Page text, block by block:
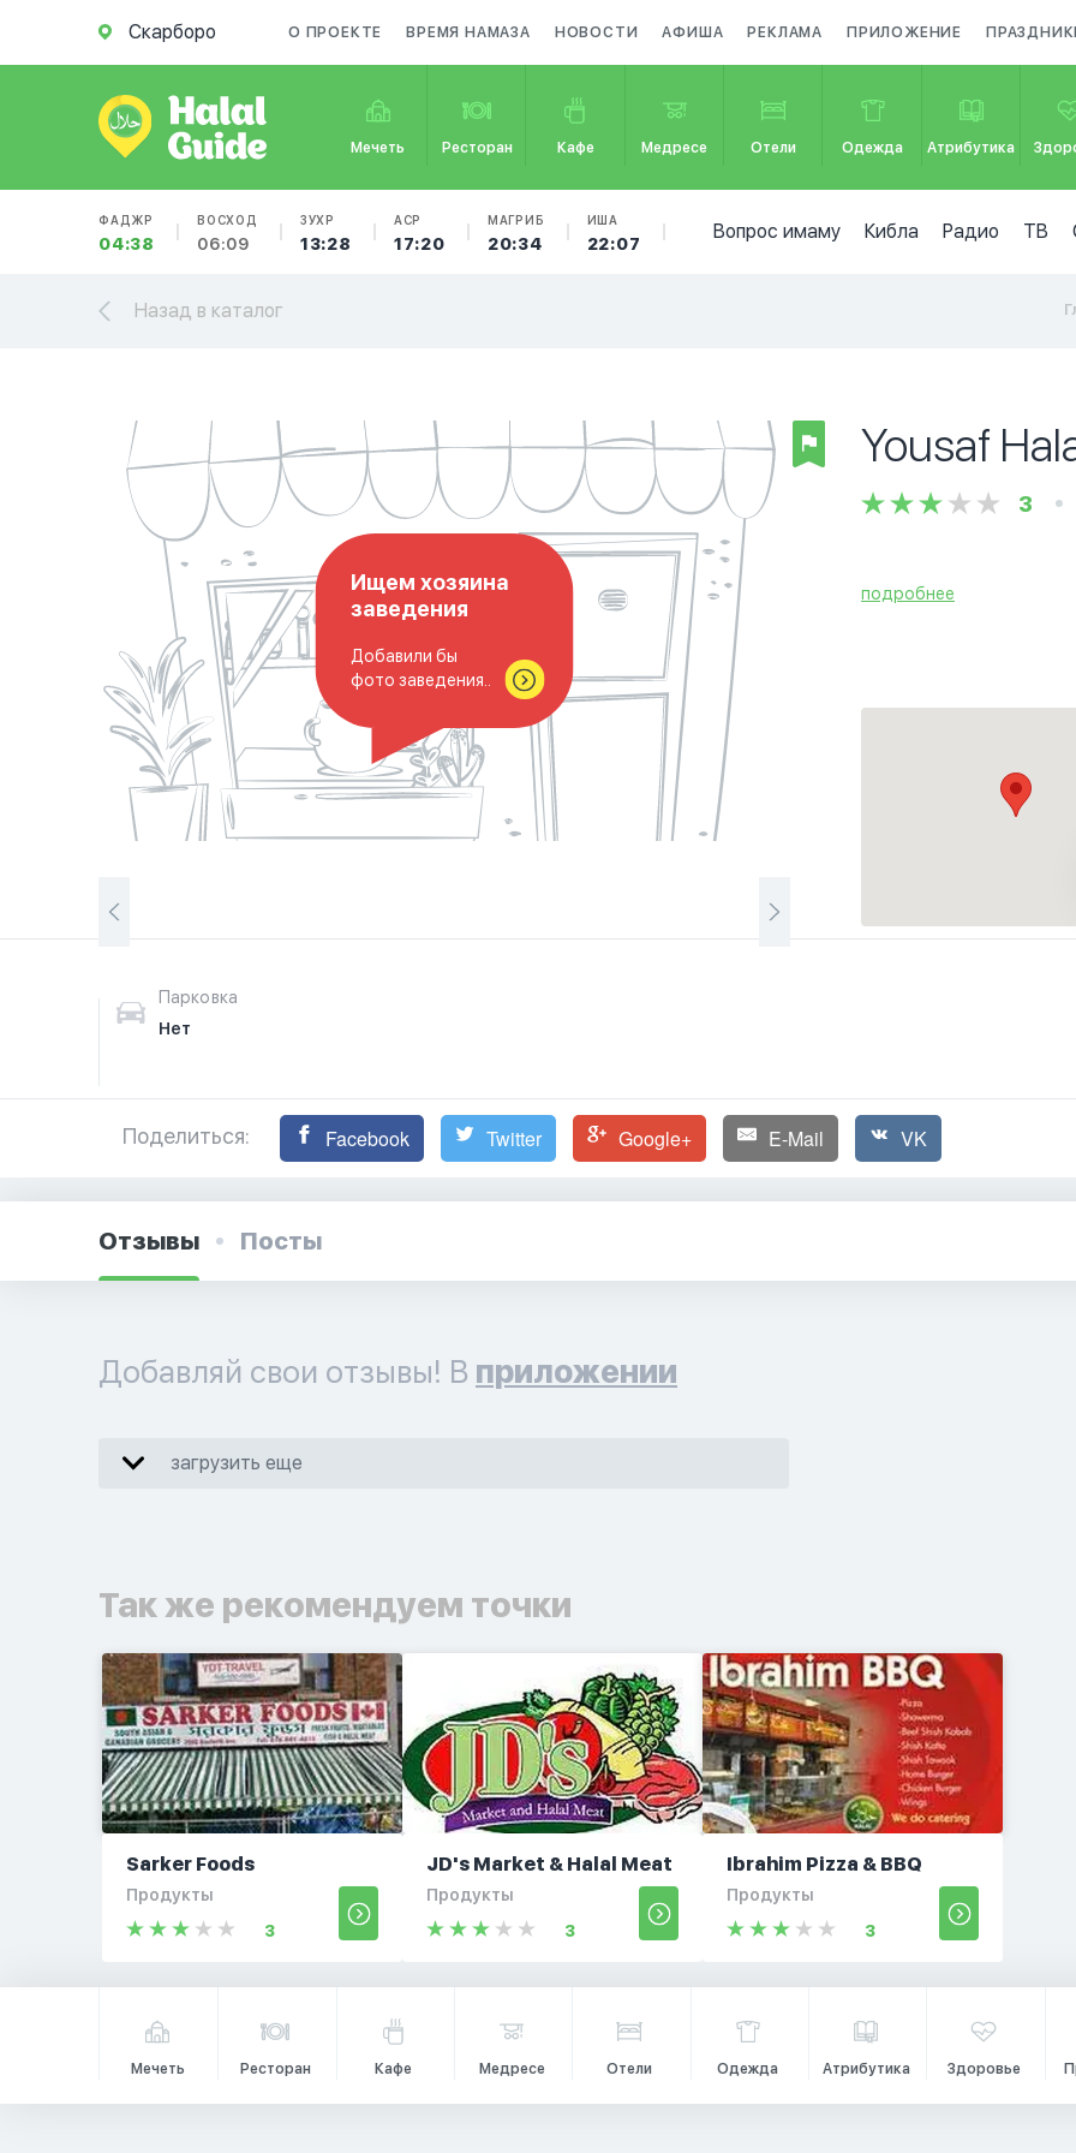
Скарборо О ПРОЕКТЕ ВРЕМЯ НАМАЗА НОВОСТИ АФИША РЕКЛАМА ПРИЛОЖЕНИЕ
Мечеть Ресторан Кафе Медресе Отели Одежда Атрибутика
ФАДЖР
04:38
ВОСХОД
06:09
ЗУХР
13:28
АСР
17:20
МАГРИБ
20:34
ИША
22:07
Вопрос имаму Кибла Радио ТВ
Назад в каталог
Ищем хозяина
заведения
Добавили бы
фото заведения..
Yousaf
3
подробнее
Парковка
Нет
Поделиться: Facebook Twitter Google+ E-Mail VK
Отзывы Посты
Добавляй свои отзывы! В приложении
загрузить еще
Так же рекомендуем точки
Sarker Foods
Продукты
3
JD's Market & Halal Meat
Продукты
3
Ibrahim Pizza & BBQ
Продукты
3
Мечеть Ресторан Кафе Медресе Отели Одежда Атрибутика Здоровье